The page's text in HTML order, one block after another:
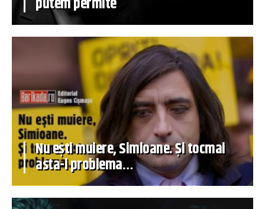
Nu ești muiere, Simioane. Și tocmai
asta-i problema…